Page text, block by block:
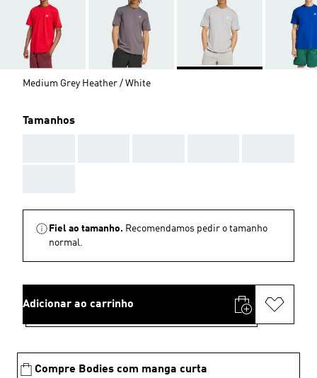
Medium Grey Heather / White
Tamanhos
Fiel ao tamanho. Recomendamos pedir o tamanho
normal.
Adicionar ao carrinho
Compre Bodies com manga curta